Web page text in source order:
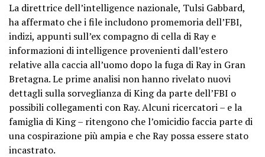
La direttrice dell’intelligence nazionale, Tulsi Gabbard,
ha affermato che i file includono promemoria dell’FBI,
indizi, appunti sull’ex compagno di cella di Ray e
informazioni di intelligence provenienti dall’estero
relative alla caccia all’uomo dopo la fuga di Ray in Gran
Bretagna. Le prime analisi non hanno rivelato nuovi
dettagli sulla sorveglianza di King da parte dell’FBI o
possibili collegamenti con Ray. Alcuni ricercatori – e la
famiglia di King – ritengono che l’omicidio faccia parte di
una cospirazione più ampia e che Ray possa essere stato
incastrato.